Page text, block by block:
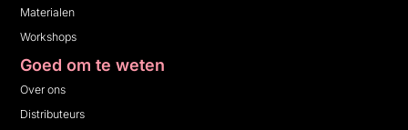
Materialen
Workshops
Goed om te weten
Over ons
Distributeurs